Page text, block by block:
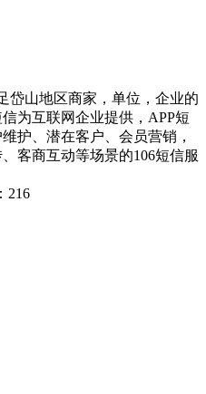
岱山地区商家，单位，企业的
为互联网企业提供，APP短
护、潜在客户、会员营销，
客商互动等场景的106短信服
216